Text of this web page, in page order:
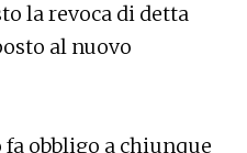
la revoca di detta
al nuovo
obbligo a chiunque